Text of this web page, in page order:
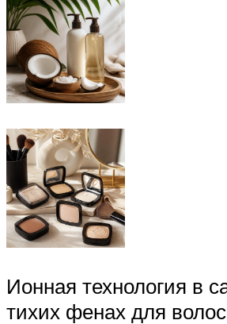
Ионная технология в
тихих фенах для волос